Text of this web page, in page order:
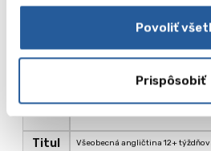
Povoliť
Prispôsobiť
Titul Všeobecná angličtina 12+